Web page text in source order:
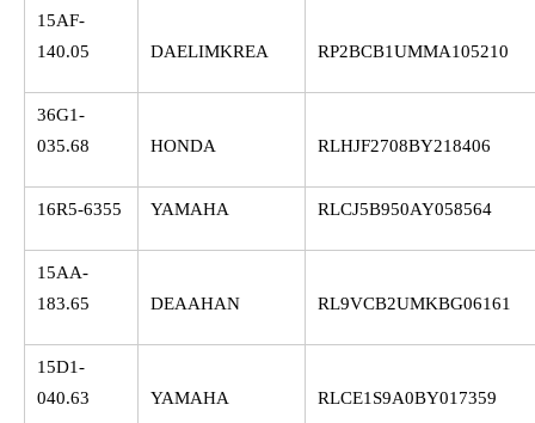
15AF-
140.05
DAELIMKREA RP2BCB1UMMA105210
36G1-
035.68
HONDA RLHJF2708BY218406
16R5-6355 YAMAHA RLCJ5B950AY058564
15AA-
183.65
DEAAHAN RL9VCB2UMKBG06161
15D1-
040.63
YAMAHA RLCE1S9A0BY017359